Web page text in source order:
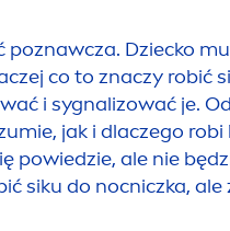
poznawcza. Dziecko
co to znaczy robić
i sygnalizować je.
jak i dlaczego
powiedzie, ale nie
siku do nocniczka, ale